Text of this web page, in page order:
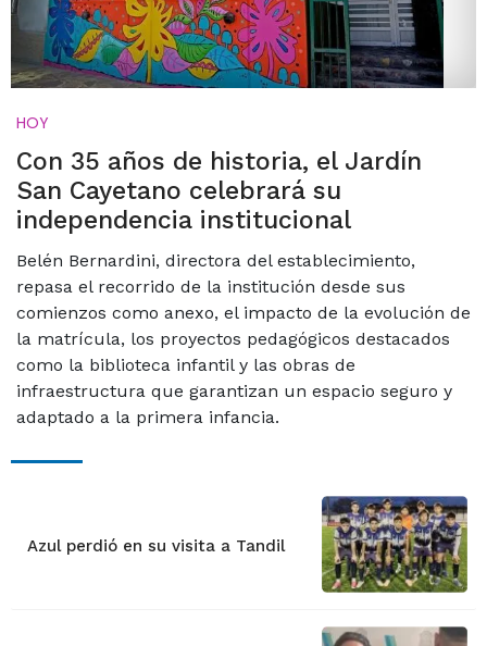
HOY
Con 35 años de historia, el Jardín
San Cayetano celebrará su
independencia institucional
Belén Bernardini, directora del establecimiento,
repasa el recorrido de la institución desde sus
comienzos como anexo, el impacto de la evolución de
la matrícula, los proyectos pedagógicos destacados
como la biblioteca infantil y las obras de
infraestructura que garantizan un espacio seguro y
adaptado a la primera infancia.
Azul perdió en su visita a Tandil